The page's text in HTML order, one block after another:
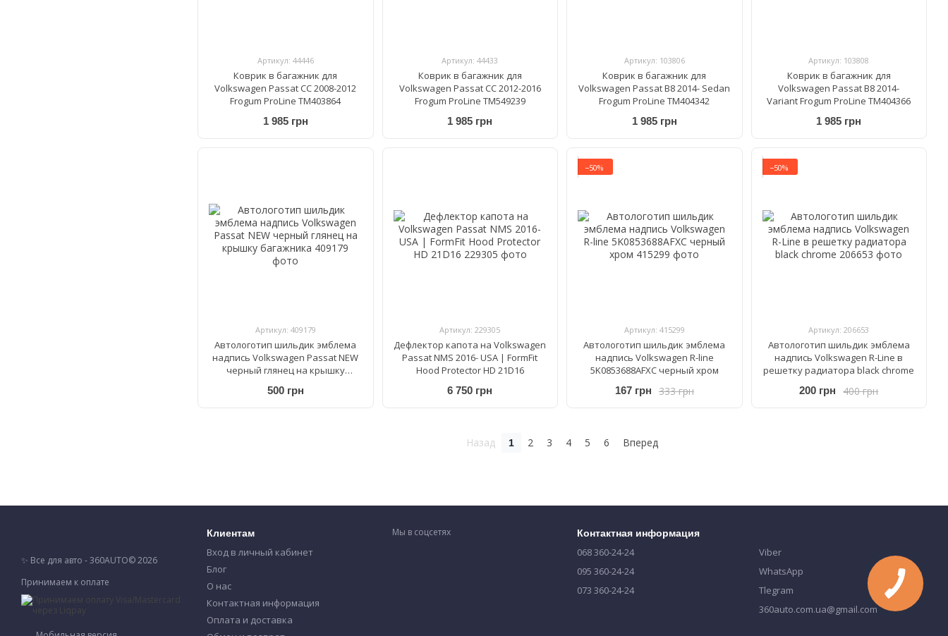
Артикул: 44446
Коврик в багажник для
Volkswagen Passat CC 2008-2012
Frogum ProLine TM403864
1 985 грн
Артикул: 44433
Коврик в багажник для
Volkswagen Passat CC 2012-2016
Frogum ProLine TM549239
1 985 грн
Артикул: 103806
Коврик в багажник для
Volkswagen Passat B8 2014- Sedan
Frogum ProLine TM404342
1 985 грн
Артикул: 103808
Коврик в багажник для
Volkswagen Passat B8 2014-
Variant Frogum ProLine TM404366
1 985 грн
Артикул: 409179
Автологотип шильдик эмблема
надпись Volkswagen Passat NEW
черный глянец на крышку
500 грн
Артикул: 229305
Дефлектор капота на Volkswagen
Passat NMS 2016- USA | FormFit
Hood Protector HD 21D16
6 750 грн
−50%
Артикул: 415299
Автологотип шильдик эмблема
надпись Volkswagen R-line
5K0853688AFXC черный хром
333 грн
167 грн
−50%
Артикул: 206653
Автологотип шильдик эмблема
надпись Volkswagen R-Line в
решетку радиатора black chrome
400 грн
200 грн
Назад 1 2 3 4 5 6 Вперед
✨ Все для авто - 360AUTO© 2026
Принимаем к оплате
Клиентам
Вход в личный кабинет
Блог
О нас
Контактная информация
Оплата и доставка
Мы в соцсетях Контактная информация
068 360-24-24
095 360-24-24
073 360-24-24
Viber
WhatsApp
Tlegram
360auto.com.ua@gmail.com